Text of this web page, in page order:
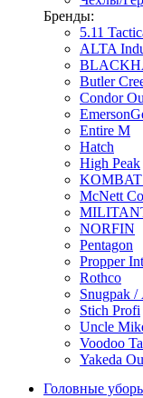
Бренды:
5.11
ALTA
Butler
Condor
Entire M
Hatch
High Peak
McNett
NORFIN
Pentagon
Propper
Rothco
Snugpak
Stich Profi
Uncle
Voodoo
Yakeda
Головные